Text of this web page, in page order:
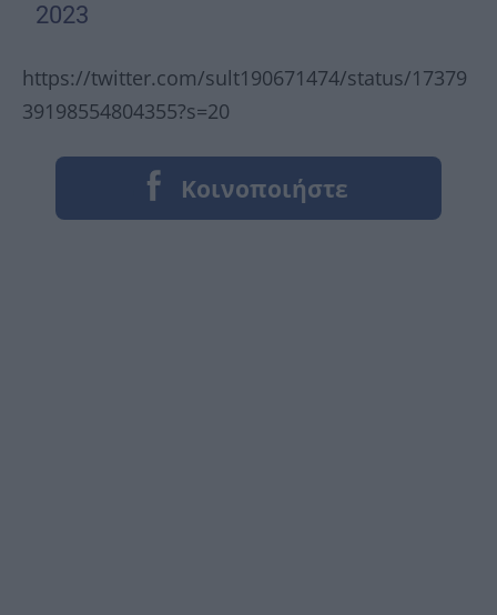
2023
https://twitter.com/sult190671474/status/17379
39198554804355?s=20